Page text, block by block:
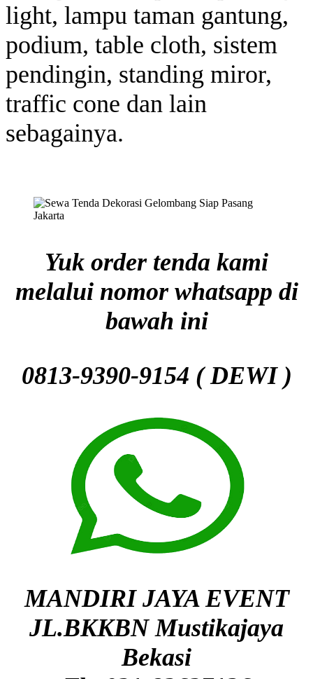
light, lampu taman gantung,
podium, table cloth, sistem
pendingin, standing miror,
traffic cone dan lain
sebagainya.
Yuk order tenda kami
melalui nomor whatsapp di
bawah ini
0813-9390-9154 ( DEWI )
MANDIRI JAYA EVENT
JL.BKKBN Mustikajaya
Bekasi